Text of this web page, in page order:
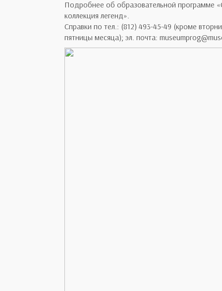
Подробнее об образовательной программе
коллекция легенд».
Справки по тел.: (812) 493-45-49 (кроме
пятницы месяца); эл. почта: